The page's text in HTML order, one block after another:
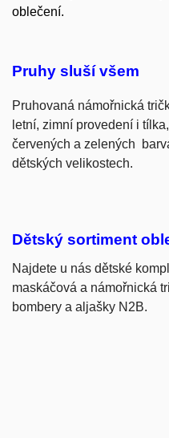
oblečení.
Pruhy sluší všem
Pruhovaná námořnická
letní, zimní provedení i
červených a zelených
dětských velikostech.
Dětský sortiment
Najdete u nás dětské
maskáčová a námořnická
bombery a aljašky N2B.